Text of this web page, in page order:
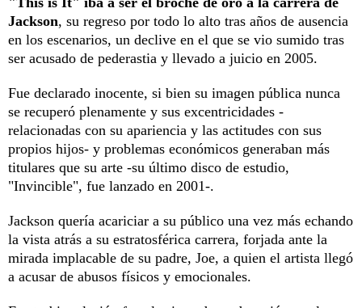
Jackson, su regreso por todo lo alto tras años de ausencia
en los escenarios, un declive en el que se vio sumido tras
ser acusado de pederastia y llevado a juicio en 2005.
Fue declarado inocente, si bien su imagen pública nunca
se recuperó plenamente y sus excentricidades -
relacionadas con su apariencia y las actitudes con sus
propios hijos- y problemas económicos generaban más
titulares que su arte -su último disco de estudio,
"Invincible", fue lanzado en 2001-.
Jackson quería acariciar a su público una vez más echando
la vista atrás a su estratosférica carrera, forjada ante la
mirada implacable de su padre, Joe, a quien el artista llegó
a acusar de abusos físicos y emocionales.